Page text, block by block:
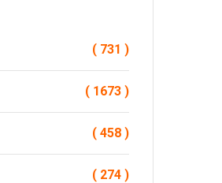
( 731 )
( 1673 )
( 458 )
( 274 )